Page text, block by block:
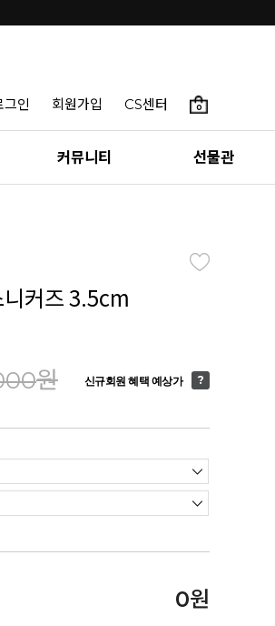
그인 회원가입 CS센터 0
커뮤니티 선물관
커즈 3.5cm
원 신규회원 혜택 예상가
0원